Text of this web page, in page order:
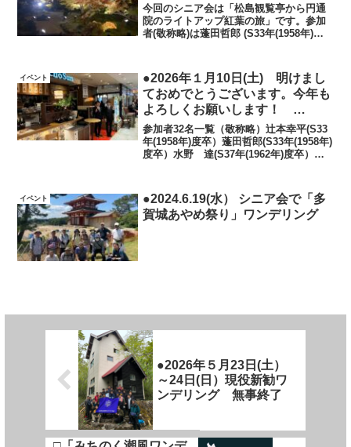
今回のシニア会は「松島観覧亭から円通
院のライトアップ紅葉の旅」です。参加
者(敬称略)は蓬田哲郎 (S33年(1958年)度
(1965年)...
イベント
●2026年１月10日(土) 明けまし
ておめでとうございます。今年も
よろしくお願いします！
TGWVOB会総会及び新年会
（無事終了）
参加者32名一覧（敬称略）辻本幸平(S33
年(1958年)度卒）蓬田哲郎(S33年(1958年)
度卒）水野 達(S37年(1962年)度卒）木
(19...
イベント
●2024.6.19(水） シニア会で「多
賀城あやめ祭り」ワンデリング
●2026年５月23日(土）
～24日(日）現役新勧ワ
ンデリング 無事終了